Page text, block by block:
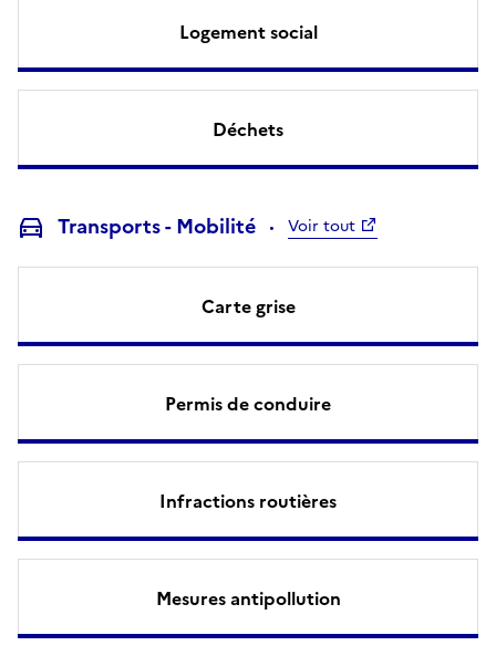
Logement social
Déchets
Transports - Mobilité Voir tout
Carte grise
Permis de conduire
Infractions routières
Mesures antipollution